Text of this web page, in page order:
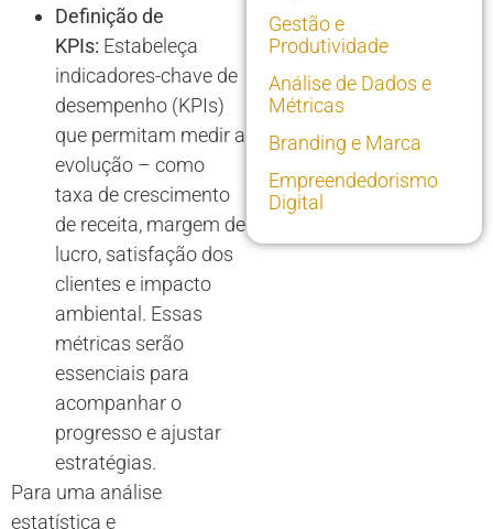
Definição de
KPIs: Estabeleça
indicadores-chave de
desempenho (KPIs)
que permitam medir a
evolução – como
taxa de crescimento
de receita, margem de
lucro, satisfação dos
clientes e impacto
ambiental. Essas
métricas serão
essenciais para
acompanhar o
progresso e ajustar
estratégias.
Para uma análise
estatística e
Gestão e
Produtividade
Análise de Dados e
Métricas
Branding e Marca
Empreendedorismo
Digital